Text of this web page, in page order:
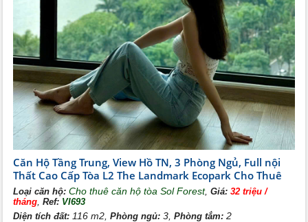
Căn Hộ Tầng Trung, View Hồ TN, 3 Phòng Ngủ, Full nội
Thất Cao Cấp Tòa L2 The Landmark Ecopark Cho Thuê
Loại căn hộ: Cho thuê căn hộ tòa Sol Forest,Giá:32 triệu /
tháng ,Ref: VI693
Diện tích đất: 116 m2,Phòng ngủ: 3,Phòng tắm: 2